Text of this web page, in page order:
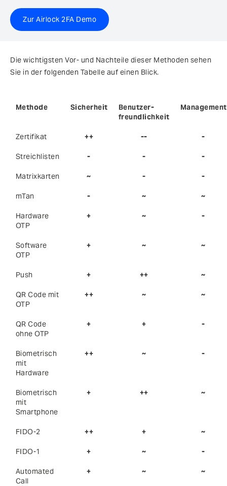
Zur Airlock 2FA Demo
Die wichtigsten Vor- und Nachteile dieser Methoden sehen
Sie in der folgenden Tabelle auf einen Blick.
Methode Sicherheit
Benutzer-
freundlichkeit
Management
Zertifikat ++ -- -
Streichlisten - - -
Matrixkarten ~ - -
mTan - ~ ~
Hardware
OTP
+ ~ -
Software
OTP
+ ~ ~
Push + ++ ~
QR Code mit
OTP
++ ~ ~
QR Code
ohne OTP
+ + -
Biometrisch
mit
Hardware
++ ~ -
Biometrisch
mit
Smartphone
+ ++ ~
FIDO-2 ++ + ~
FIDO-1 + ~ -
Automated
Call
+ ~ ~